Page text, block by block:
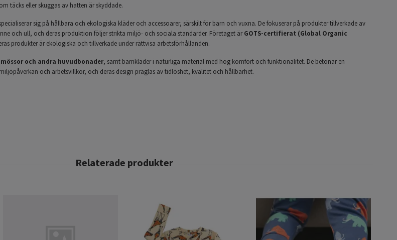
täcks eller skuggas av hatten är skyddade.
sig på hållbara och ekologiska kläder och accessoarer, särskilt för barn och vuxna. De fokuserar på produkter tillverkade av
och ull, och deras produktion följer strikta miljö- och sociala standarder. Företaget ärGOTS-certifierat (Global Organic
produkter är ekologiska och tillverkade under rättvisa arbetsförhållanden.
och andra huvudbonader, samt barnkläder i naturliga material med hög komfort och funktionalitet. De betonar en
och arbetsvillkor, och deras design präglas av tidlöshet, kvalitet och hållbarhet.